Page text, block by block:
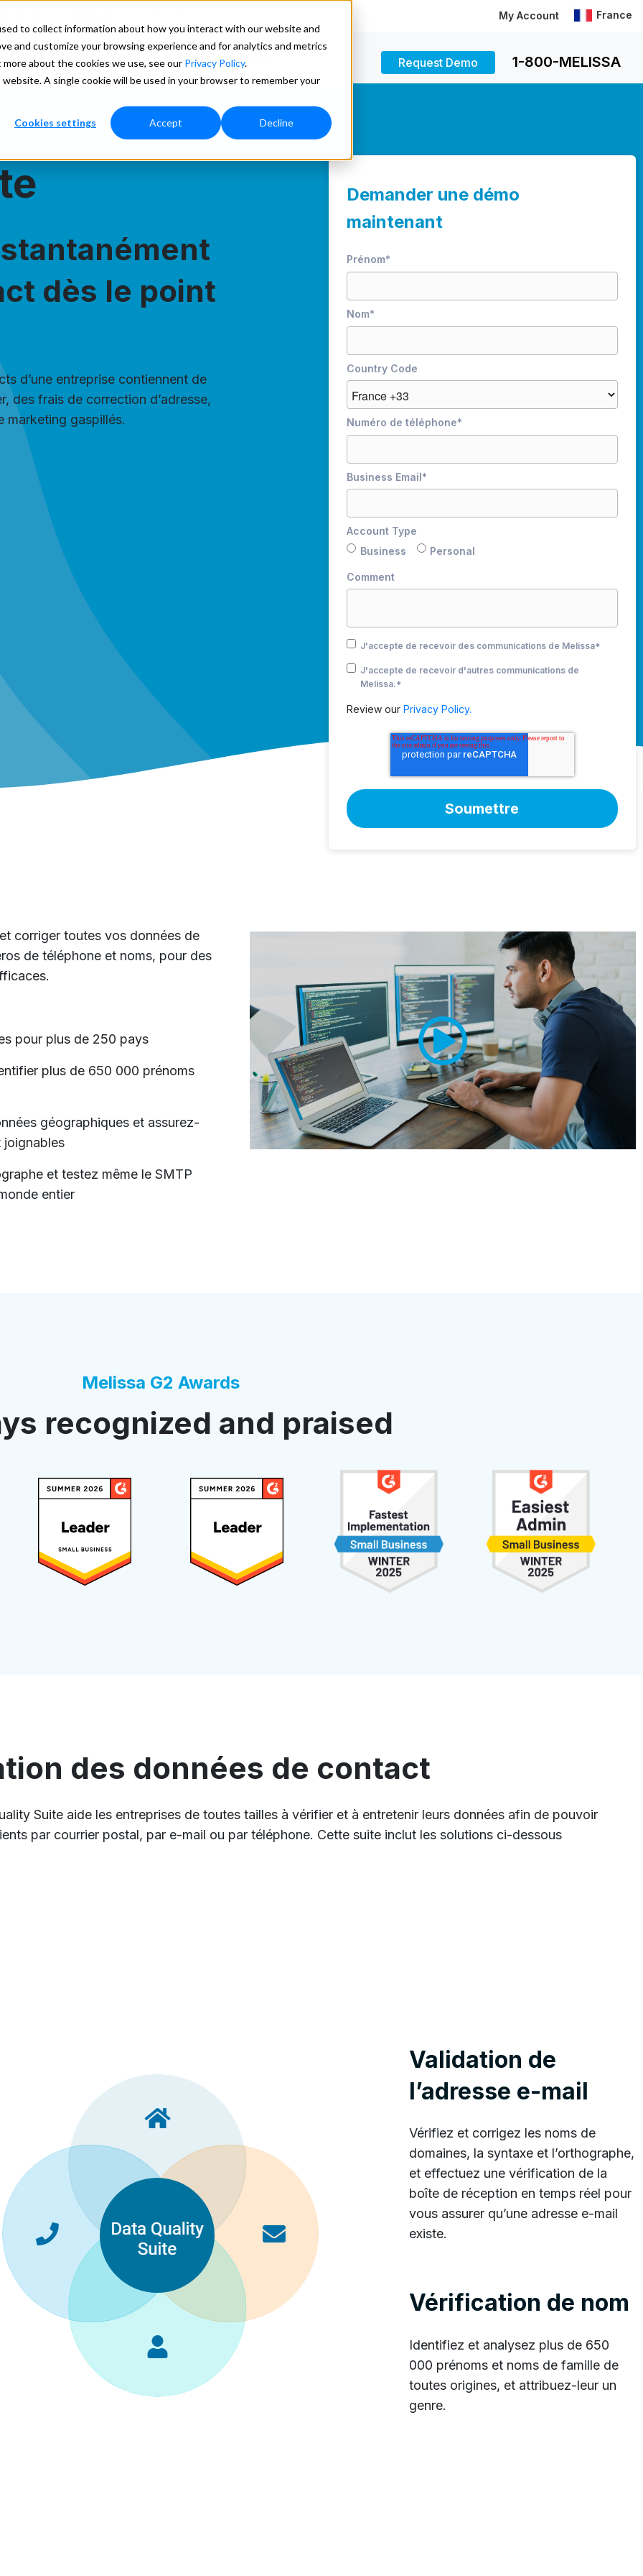
to collect information about how you interact with our website and
and customize your browsing experience and for analytics and metrics
about the cookies we use, see our Privacy Policy.
A single cookie will be used in your browser to remember your
Cookies settings Accept Decline
My Account France
Tarafication Support More Request Demo 1-800-MELISSA
dès le point
d’une entreprise contiennent de
des frais de correction d’adresse,
marketing gaspillés.
Demander une démo
maintenant
Prénom*
Nom*
Country Code
Numéro de téléphone*
Business Email*
Account Type
Business
Personal
Comment
J'accepte de recevoir des communications de Melissa*
J'accepte de recevoir d'autres communications de
Melissa.*
Review our Privacy Policy.
corriger toutes vos données de
de téléphone et noms, pour des
pour plus de 250 pays
plus de 650 000 prénoms
géographiques et assurez-
joignables
et testez même le SMTP
entier
Melissa G2 Awards
recognized and praised
des données de contact
Suite aide les entreprises de toutes tailles à vérifier et à entretenir leurs données afin de pouvoir
par courrier postal, par e-mail ou par téléphone. Cette suite inclut les solutions ci-dessous
Validation de
l’adresse e-mail
Vérifiez et corrigez les noms de
domaines, la syntaxe et l’orthographe,
et effectuez une vérification de la
boîte de réception en temps réel pour
vous assurer qu’une adresse e-mail
existe.
Vérification de nom
Identifiez et analysez plus de 650
000 prénoms et noms de famille de
toutes origines, et attribuez-leur un
genre.